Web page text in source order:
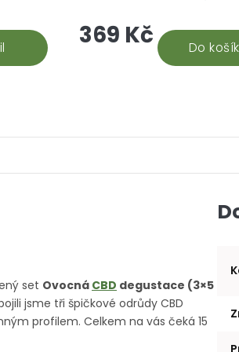
369 Kč Do
konopných čajů je
každého, kdo potřebuje
set Ovocná CBD degustace (3×5
jsme tři špičkové odrůdy CBD
profilem. Celkem na vás čeká 15